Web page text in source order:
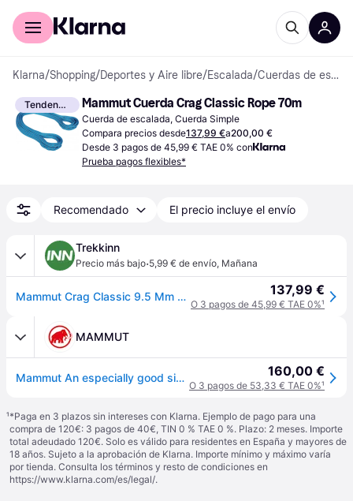
Comprar con Klarna
Klarna/Shopping/Deportes y Aire libre/Escalada/ Cuerdas de escalada
Tendencia Mammut Cuerda Crag Classic Rope 70m
Cuerda de escalada, Cuerda Simple
Compara precios desde137,99 €a200,00 €
Desde 3 pagos de 45,99 € TAE 0% con
Prueba pagos flexibles*
Recomendado El precio incluye el envío
Trekkinn
Precio más bajo·5,99 € de envío, Mañana
Mammut Crag Classic 9.5 Mm Rope Azul 60 m 137,99 €
O 3 pagos de 45,99 € TAE 0%¹
MAMMUT
Mammut An especially good single rope 9.5 Crag Classic Rope 60m Blue 60 m 160,00 €
O 3 pagos de 53,33 € TAE 0%¹
¹*Paga en 3 plazos sin intereses con Klarna. Ejemplo de pago para una
compra de 120€: 3 pagos de 40€, TIN 0 % TAE 0 %. Plazo: 2 meses. Importe
total adeudado 120€. Solo es válido para residentes en España y mayores de
18 años. Sujeto a la aprobación de Klarna. Importe mínimo y máximo varía
por tienda. Consulta los términos y resto de condiciones en
https://www.klarna.com/es/legal/.